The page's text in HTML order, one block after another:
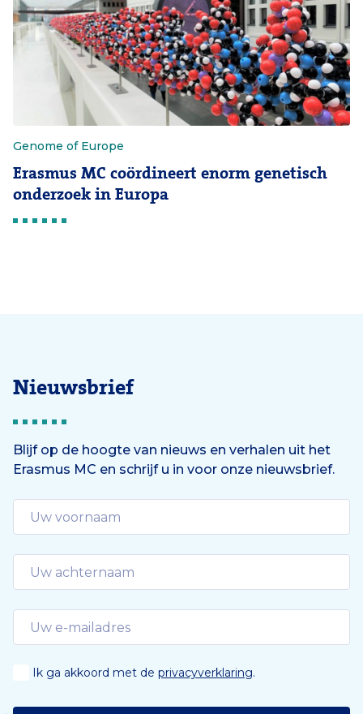
Genome of Europe
Erasmus MC coördineert enorm genetisch
onderzoek in Europa
Nieuwsbrief
Blijf op de hoogte van nieuws en verhalen uit het
Erasmus MC en schrijf u in voor onze nieuwsbrief.
Ik ga akkoord met de privacyverklaring.